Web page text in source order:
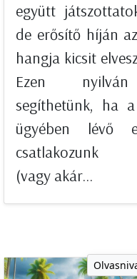
együtt
de erősítő híján
hangja kicsit
Ezen
segíthetünk, ha
ügyében lévő
csatlakozunk
(vagy akár...